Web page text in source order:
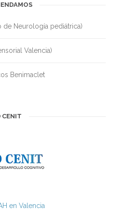
de Neurología pediátrica)
Valencia)
Benimaclet
CENIT
en Valencia